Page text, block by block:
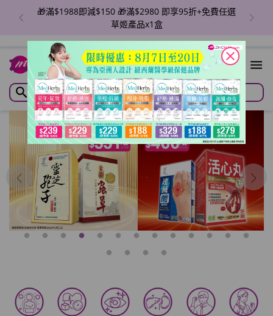
🎁滿$1988即減$150 🎁滿$2980 即享95折+免費任選
草姬產品x1盒
close